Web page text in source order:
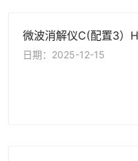
微波消解仪C(配置3）
日期：2025-12-15